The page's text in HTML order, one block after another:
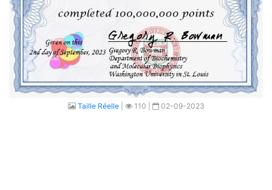
Taille Réelle| 110 | 02-09-2023